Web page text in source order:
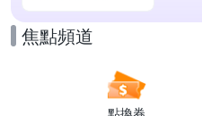
焦點頻道
點換券